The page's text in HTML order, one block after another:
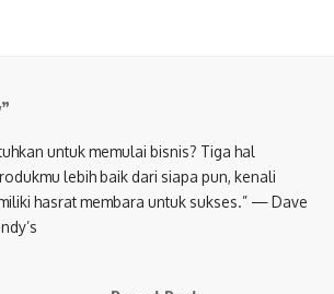
untuk memulai bisnis? Tiga hal
lebih baik dari siapa pun, kenali
hasrat membara untuk sukses.” — Dave